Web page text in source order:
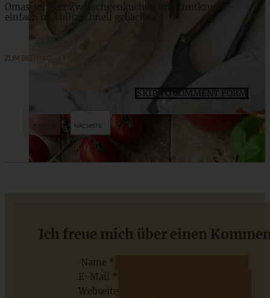
Omas versunkener Apfelkuchen – Apfelkuchen sehr fein
Omas saftiger Zwetschgenkuchen mit Zimtkruste -
einfach und blitzschnell gebacken
ZUM BEITRAG
SKIP TO COMMENT FORM
Ich freue mich über einen
Name *
E-Mail *
Webseite